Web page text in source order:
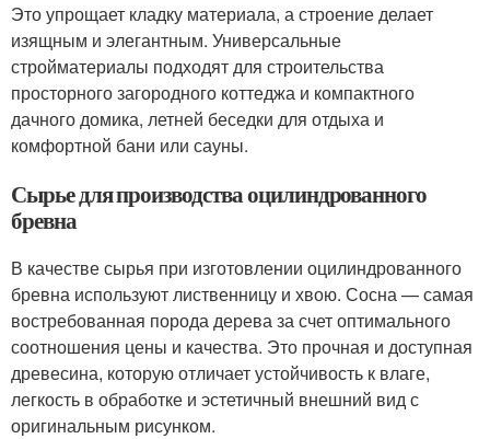
Это упрощает кладку материала, а строение делает
изящным и элегантным. Универсальные
стройматериалы подходят для строительства
просторного загородного коттеджа и компактного
дачного домика, летней беседки для отдыха и
комфортной бани или сауны.
Сырье для производства оцилиндрованного
бревна
В качестве сырья при изготовлении оцилиндрованного
бревна используют лиственницу и хвою. Сосна — самая
востребованная порода дерева за счет оптимального
соотношения цены и качества. Это прочная и доступная
древесина, которую отличает устойчивость к влаге,
легкость в обработке и эстетичный внешний вид с
оригинальным рисунком.